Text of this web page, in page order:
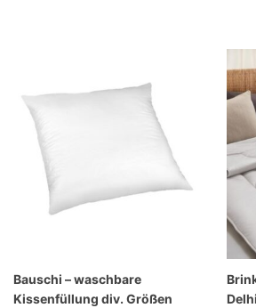
Bauschi – waschbare
Kissenfüllung div. Größen